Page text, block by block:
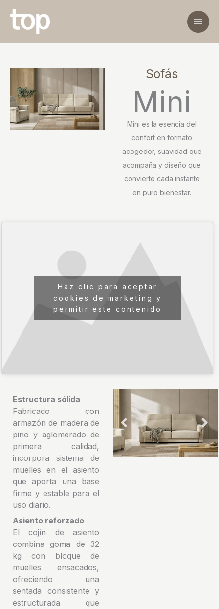
contenido
Sofás
Mini
Mini es la esencia del
confort en formato
acogedor, suavidad que
acompaña y diseño que
convierte cada instante
en puro bienestar.
Haz clic para aceptar
cookies de marketing y
permitir este contenido
Estructura sólida
Fabricado con
armazón de madera de
pino y aglomerado de
primera calidad,
incorpora sistema de
muelles en el asiento
que aporta una base
firme y estable para el
uso diario.
Asiento reforzado
El cojín de asiento
combina goma de 32
kg con bloque de
muelles ensacados,
ofreciendo una
sentada consistente y
estructurada que